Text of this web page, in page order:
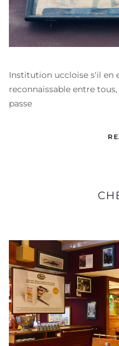
Institution uccloise s'il en
reconnaissable entre
passe